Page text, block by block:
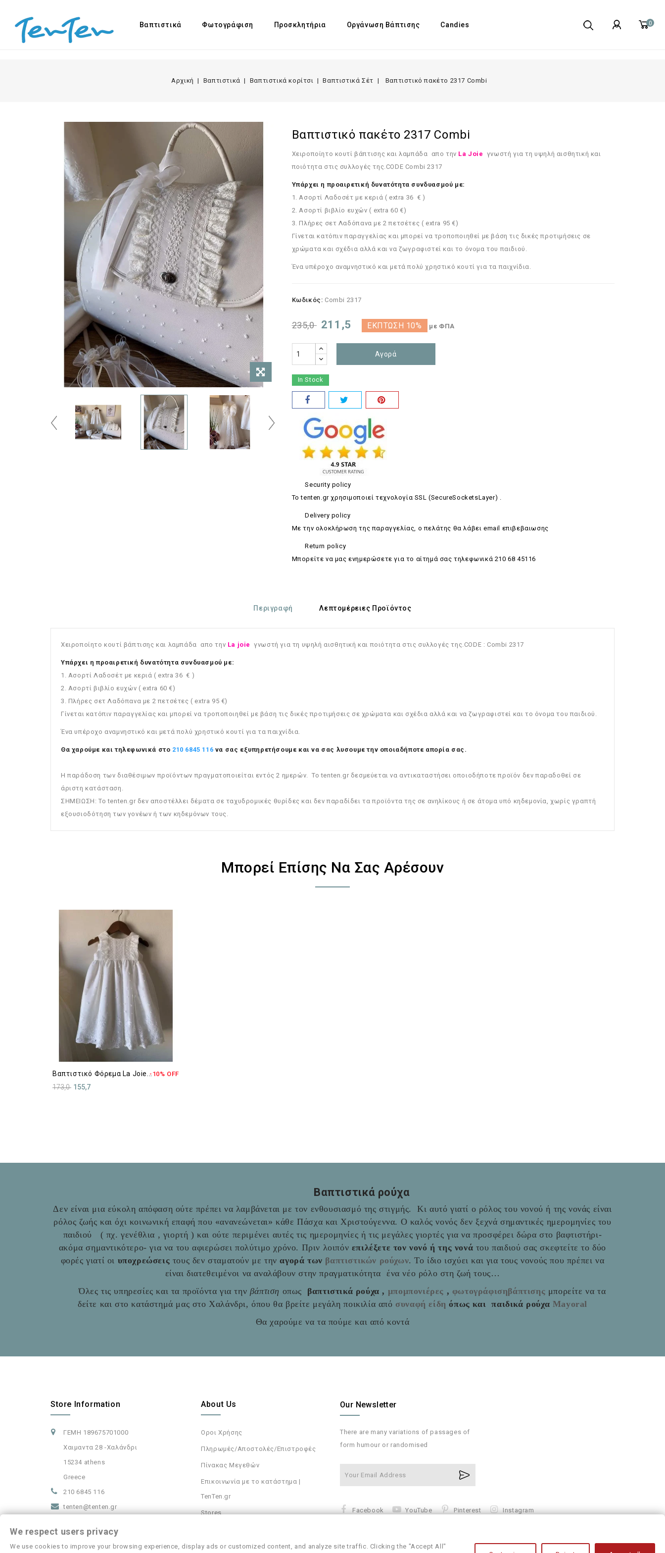
0
Βαπτιστικά Φωτογράφιση Προσκλητήρια Οργάνωση Βάπτισης Candies
Αρχική Βαπτιστικά Βαπτιστικά κορίτσι Βαπτιστικά Σέτ Βαπτιστικό πακέτο 2317 Combi
Βαπτιστικό πακέτο 2317 Combi
Χειροποίητο κουτί βάπτισης και λαμπάδα απο την La Joie γνωστή για τη υψηλή αισθητική και
ποιότητα στις συλλογές της.CODE Combi 2317
Υπάρχει η προαιρετική δυνατότητα συνδυασμού με:
1. Ασορτί Λαδοσέτ με κεριά ( extra 36 € )
2. Ασορτί βιβλίο ευχών ( extra 60 €)
3. Πλήρες σετ Λαδόπανα με 2 πετσέτες ( extra 95 €)
Γίνεται κατόπιν παραγγελίας και μπορεί να τροποποιηθεί με βάση τις δικές προτιμήσεις σε
χρώματα και σχέδια αλλά και να ζωγραφιστεί και το όνομα του παιδιού.
Ένα υπέροχο αναμνηστικό και μετά πολύ χρηστικό κουτί για τα παιχνίδια.
Κωδικός: Combi 2317
235,0 211,5 ΈΚΠΤΩΣΗ 10% με ΦΠΑ
Αγορά
In Stock
Security policy
Το tenten.gr χρησιμοποιεί τεχνολογία SSL (SecureSocketsLayer) .
Delivery policy
Με την ολοκλήρωση της παραγγελίας, ο πελάτης θα λάβει email επιβεβαιωσης
Return policy
Mπορείτε να μας ενημερώσετε για το αίτημά σας τηλεφωνικά 210 68 45116
Περιγραφή Λεπτομέρειες Προϊόντος
Χειροποίητο κουτί βάπτισης και λαμπάδα απο την La joie γνωστή για τη υψηλή αισθητική και ποιότητα στις συλλογές της.CODE : Combi 2317
Υπάρχει η προαιρετική δυνατότητα συνδυασμού με:
1. Ασορτί Λαδοσέτ με κεριά ( extra 36 € )
2. Ασορτί βιβλίο ευχών ( extra 60 €)
3. Πλήρες σετ Λαδόπανα με 2 πετσέτες ( extra 95 €)
Γίνεται κατόπιν παραγγελίας και μπορεί να τροποποιηθεί με βάση τις δικές προτιμήσεις σε χρώματα και σχέδια αλλά και να ζωγραφιστεί και το όνομα του παιδιού.
Ένα υπέροχο αναμνηστικό και μετά πολύ χρηστικό κουτί για τα παιχνίδια.
Θα χαρούμε και τηλεφωνικά στο 210 6845 116 να σας εξυπηρετήσουμε και να σας λυσουμε την οποιαδήποτε απορία σας.
Η παράδοση των διαθέσιμων προϊόντων πραγματοποιείται εντός 2 ημερών. Το tenten.gr δεσμεύεται να αντικαταστήσει οποιοδήποτε προϊόν δεν παραδοθεί σε
άριστη κατάσταση.
ΣΗΜΕΙΩΣΗ: To tenten.gr δεν αποστέλλει δέματα σε ταχυδρομικές θυρίδες και δεν παραδίδει τα προϊόντα της σε ανηλίκους ή σε άτομα υπό κηδεμονία, χωρίς γραπτή
εξουσιοδότηση των γονέων ή των κηδεμόνων τους.
Μπορεί Επίσης Να Σας Αρέσουν
Βαπτιστικό Φόρεμα La Joie...
173,0
-10% OFF
155,7
Βαπτιστικά ρούχα
Δεν είναι μια εύκολη απόφαση ούτε πρέπει να λαμβάνεται με τον ενθουσιασμό της στιγμής. Κι αυτό γιατί ο ρόλος του νονού ή της νονάς είναι
ρόλος ζωής και όχι κοινωνική επαφή που «ανανεώνεται» κάθε Πάσχα και Χριστούγεννα. Ο καλός νονός δεν ξεχνά σημαντικές ημερομηνίες του
παιδιού ( πχ. γενέθλια , γιορτή ) και ούτε περιμένει αυτές τις ημερομηνίες ή τις μεγάλες γιορτές για να προσφέρει δώρα στο βαφτιστήρι-
ακόμα σημαντικότερο- για να του αφιερώσει πολύτιμο χρόνο. Πριν λοιπόν επιλέξετε τον νονό ή της νονά του παιδιού σας σκεφτείτε το δύο
φορές γιατί οι υποχρεώσεις τους δεν σταματούν με τηναγορά των βαπτιστικών ρούχων. Το ίδιο ισχύει και για τους νονούς που πρέπει να
είναι διατεθειμένοι να αναλάβουν στην πραγματικότητα ένα νέο ρόλο στη ζωή τους…
Όλες τις υπηρεσίες και τα προϊόντα για την βάπτιση οπως βαπτιστικά ρούχα , μπομπονιέρες , φωτογράφισηβάπτισης μπορείτε να τα
δείτε και στο κατάστημά μας στο Χαλάνδρι, όπου θα βρείτε μεγάλη ποικιλία από συναφή είδη όπως και παιδικά ρούχα Mayoral
Θα χαρούμε να τα πούμε και από κοντά
Store Information
ΓΕΜΗ 189675701000
Χαιμαντα 28 -Χαλάνδρι
15234 athens
Greece
210 6845 116
tenten@tenten.gr
About Us
Οροι Χρήσης
Πληρωμές/Αποστολές/Επιστροφές
Πίνακας Μεγεθών
Επικοινωνία με το κατάστημα |
TenTen.gr
Stores
Our Newsletter
There are many variations of passages of
form humour or randomised
Facebook YouTube Pinterest Instagram
We respect users privacy
We use cookies to improve your browsing experience, display ads or customized content, and analyze site traffic. Clicking the "Accept All"